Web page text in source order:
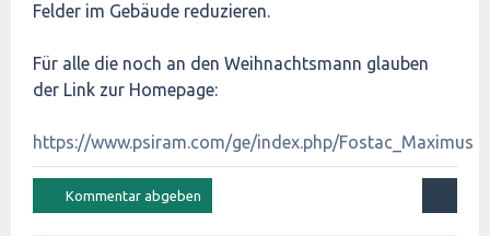
Felder im Gebäude reduzieren.
Für alle die noch an den Weihnachtsmann glauben
der Link zur Homepage:
https://www.psiram.com/ge/index.php/Fostac_Maximus